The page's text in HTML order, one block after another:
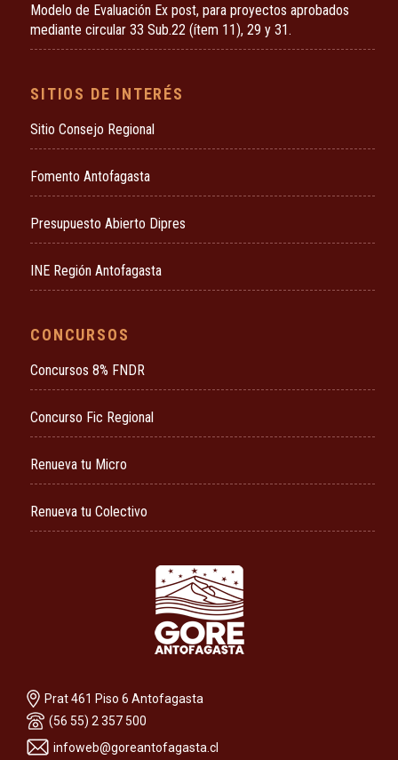
Modelo de Evaluación Ex post, para proyectos aprobados
mediante circular 33 Sub.22 (ítem 11), 29 y 31.
SITIOS DE INTERÉS
Sitio Consejo Regional
Fomento Antofagasta
Presupuesto Abierto Dipres
INE Región Antofagasta
CONCURSOS
Concursos 8% FNDR
Concurso Fic Regional
Renueva tu Micro
Renueva tu Colectivo
Prat 461 Piso 6 Antofagasta
(56 55) 2 357 500
infoweb@goreantofagasta.cl